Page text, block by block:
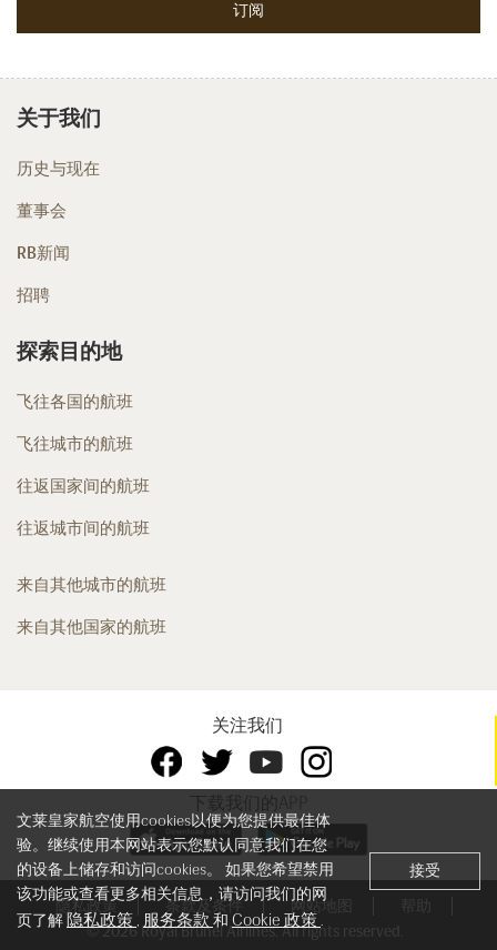
关于我们
历史与现在
董事会
RB新闻
招聘
探索目的地
飞往各国的航班
飞往城市的航班
往返国家间的航班
往返城市间的航班
来自其他城市的航班
来自其他国家的航班
关注我们
下载我们的APP
隐私政策 条款及条件 网站地图
帮助
© 2026 Royal Brunei Airlines. All rights reserved.
文莱皇家航空使用cookies以便为您提供最佳体
验。继续使用本网站表示您默认同意我们在您
的设备上储存和访问cookies。 如果您希望禁用
该功能或查看更多相关信息，请访问我们的网
页了解 隐私政策 , 服务条款 和 Cookie 政策.
接受